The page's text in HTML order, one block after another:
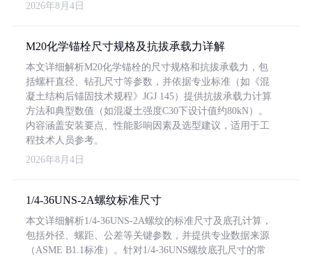
2026年8月4日
M20化学锚栓尺寸规格及抗拔承载力详解
本文详细解析M20化学锚栓的尺寸规格和抗拔承载力，包
括螺杆直径、钻孔尺寸等参数，并依据专业标准（如《混
凝土结构后锚固技术规程》JGJ 145）提供抗拔承载力计算
方法和典型数值（如混凝土强度C30下设计值约80kN）。
内容涵盖安装要点、性能影响因素及选型建议，适用于工
程技术人员参考。
2026年8月4日
1/4-36UNS-2A螺纹标准尺寸
本文详细解析1/4-36UNS-2A螺纹的标准尺寸及底孔计算，
包括外径、螺距、公差等关键参数，并提供专业数据来源
（ASME B1.1标准）。针对1/4-36UNS螺纹底孔尺寸的常